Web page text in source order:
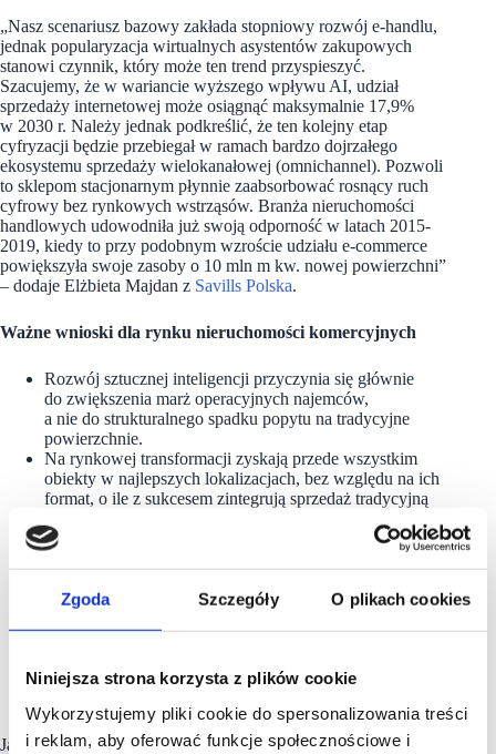
Zgoda Szczegóły O plikach cookies
Niniejsza strona korzysta z plików cookie
Wykorzystujemy pliki cookie do spersonalizowania treści
i reklam, aby oferować funkcje społecznościowe i
„Nasz scenariusz bazowy zakłada stopniowy rozwój e-handlu,
jednak popularyzacja wirtualnych asystentów zakupowych
stanowi czynnik, który może ten trend przyspieszyć.
Szacujemy, że w wariancie wyższego wpływu AI, udział
sprzedaży internetowej może osiągnąć maksymalnie 17,9%
w 2030 r. Należy jednak podkreślić, że ten kolejny etap
cyfryzacji będzie przebiegał w ramach bardzo dojrzałego
ekosystemu sprzedaży wielokanałowej (omnichannel). Pozwoli
to sklepom stacjonarnym płynnie zaabsorbować rosnący ruch
cyfrowy bez rynkowych wstrząsów. Branża nieruchomości
handlowych udowodniła już swoją odporność w latach 2015-
2019, kiedy to przy podobnym wzroście udziału e-commerce
powiększyła swoje zasoby o 10 mln m kw. nowej powierzchni”
– dodaje Elżbieta Majdan z Savills Polska.
Ważne wnioski dla rynku nieruchomości komercyjnych
Rozwój sztucznej inteligencji przyczynia się głównie
do zwiększenia marż operacyjnych najemców,
a nie do strukturalnego spadku popytu na tradycyjne
powierzchnie.
Na rynkowej transformacji zyskają przede wszystkim
obiekty w najlepszych lokalizacjach, bez względu na ich
format, o ile z sukcesem zintegrują sprzedaż tradycyjną
Narzędzia takie jak wirtualne przymierzalnie drastycznie
na 14 rynkach, liczba zwrotów dżinsów spadła o 40%.
internetowych potrafi zwiększyć odsetek
podczas gdy w klasycznym modelu e-commerce wynosi
Jak podaje raportSavillsNowoczesne narzędzia analityczne